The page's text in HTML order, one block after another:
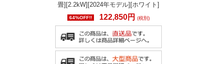
畳][2.2kW][2024年モデル][ホワイト]
64%OFF!! 122,850円 (税別)